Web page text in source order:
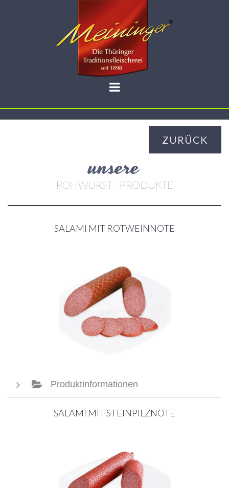
ZURÜCK
unsere
ROHWURST - PRODUKTE
SALAMI MIT ROTWEINNOTE
Produktinformationen
SALAMI MIT STEINPILZNOTE